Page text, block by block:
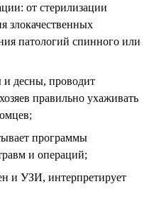
от стерилизации
злокачественных
патологий спинного или
и десны, проводит
правильно ухаживать
программы
и операций;
и УЗИ, интерпретирует